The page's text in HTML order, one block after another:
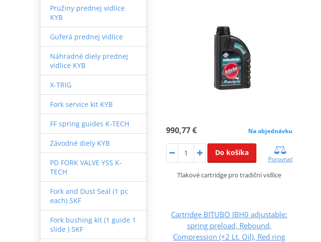
Pružiny prednej vidlice
KYB
Guferá prednej vidlice
Náhradné diely prednej
vidlice KYB
X-TRIG
Fork service kit KYB
FF spring guides K-TECH
Závodné diely KYB
PD FORK VALVE YSS K-
TECH
Fork and Dust Seal (1 pc
each) SKF
Fork bushing kit (1 guide 1
slide ) SKF
990,77 € Na objednávku
Do košíka
Porovnať
Tlakové cartridge pro tradiční vidlice
Cartridge BITUBO JBH0 adjustable:
spring preload, Rebound,
Compression (+2 Lt. Oil), Red ring